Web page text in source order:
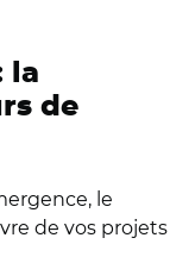
la
de
le
de vos projets